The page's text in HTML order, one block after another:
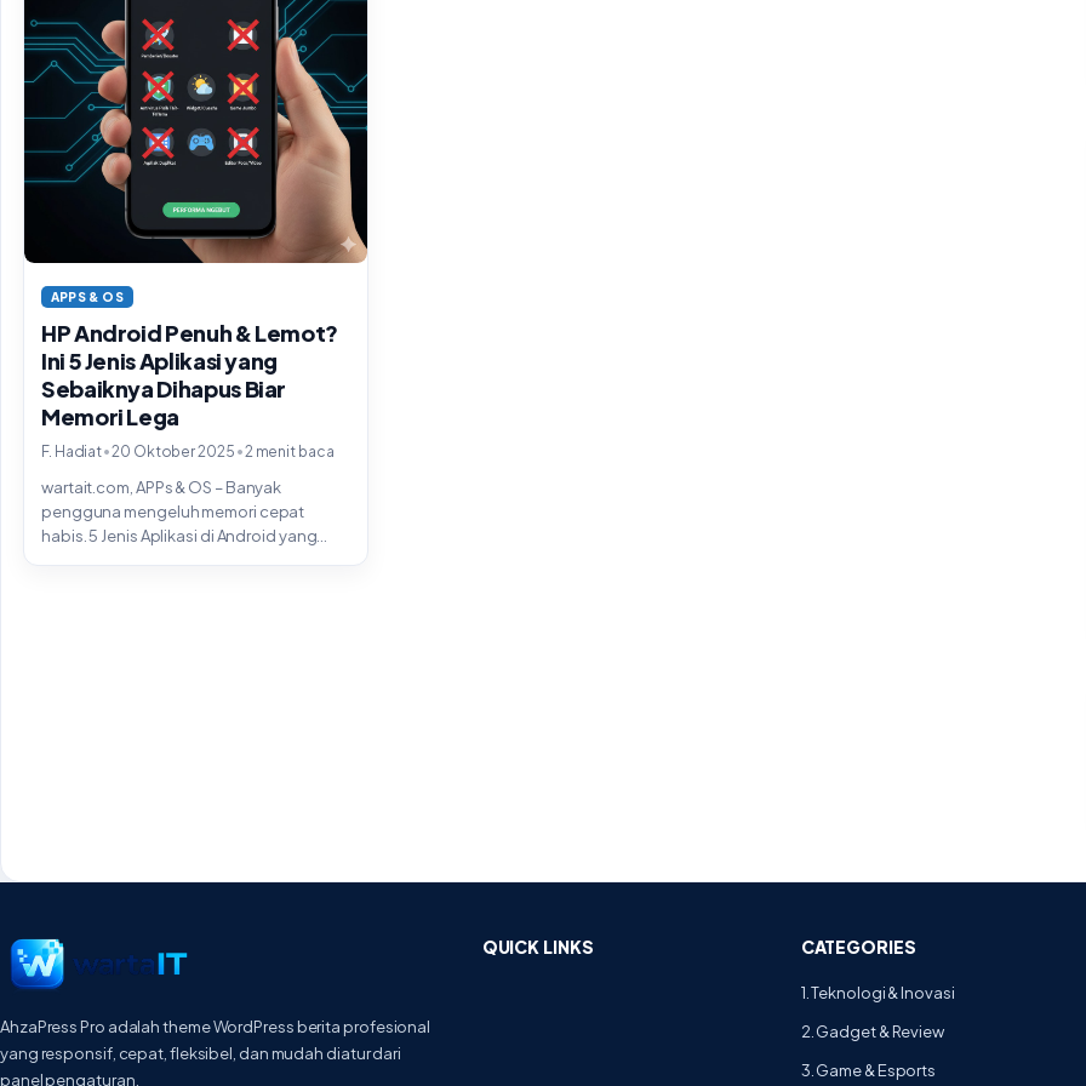
APPS & OS
HP Android Penuh & Lemot?
Ini 5 Jenis Aplikasi yang
Sebaiknya Dihapus Biar
Memori Lega
F. Hadiat•20 Oktober 2025 •2 menit baca
wartait.com, APPs & OS – Banyak
pengguna mengeluh memori cepat
habis. 5 Jenis Aplikasi di Android yang
AhzaPress Pro adalah theme WordPress berita profesional
yang responsif, cepat, fleksibel, dan mudah diatur dari
panel pengaturan.
QUICK LINKS CATEGORIES
1. Teknologi & Inovasi
2. Gadget & Review
3. Game & Esports